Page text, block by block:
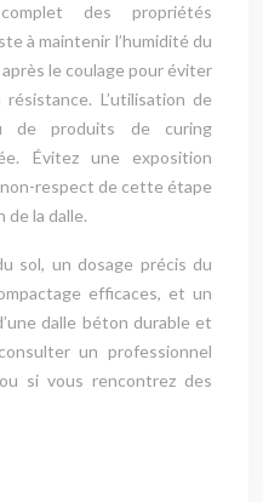
des propriétés
à maintenir l’humidité du
le coulage pour éviter
L’utilisation de
de produits de curing
Évitez une exposition
respect de cette étape
la dalle.
sol, un dosage précis du
efficaces, et un
dalle béton durable et
un professionnel
si vous rencontrez des